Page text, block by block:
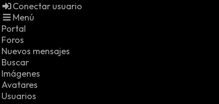
Conectar usuario
Menú
Portal
Foros
Nuevos mensajes
Buscar
Imágenes
Avatares
Usuarios